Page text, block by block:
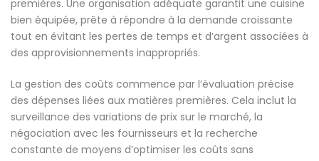
premières. Une organisation adéquate garantit une cuisine
bien équipée, prête à répondre à la demande croissante
tout en évitant les pertes de temps et d’argent associées à
des approvisionnements inappropriés.
La gestion des coûts commence par l’évaluation précise
des dépenses liées aux matières premières. Cela inclut la
surveillance des variations de prix sur le marché, la
négociation avec les fournisseurs et la recherche
constante de moyens d’optimiser les coûts sans